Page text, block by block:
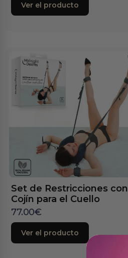
Ver el producto
Set de Restricciones con
Cojín para el Cuello
77.00€
Ver el producto